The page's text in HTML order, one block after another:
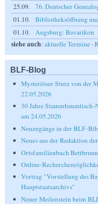
25.09.
76. Deutscher
01.10.
Bibliotheksöffnung
01.10.
Augsburg: Bavarikon
siehe auch: aktuelle Termine ·
BLF-Blog
Mysteriöser Sturz von der
22.05.2026
30 Jahre
am 24.05.2026
Neuzugänge in der BLF-
Neues aus der Redaktion
Ortsfamilienbuch Bettbrunn
Online-
Vortrag "Vorstellung des
Hauptstaatsarchivs"
Neuer Meilenstein beim